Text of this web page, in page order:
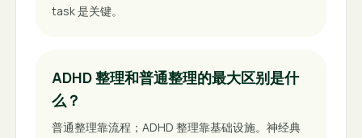
task 是关键。
ADHD 整理和普通整理的最大区别是什
么？
普通整理靠流程；ADHD 整理靠基础设施。神经典